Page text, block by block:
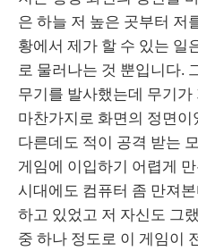
은 하늘 저 높은 곳부터 저
황에서 제가 할 수 있는 일
로 물러나는 것 뿐입니다.
무기를 발사했는데 무기
마찬가지로 화면의 정면
다른데도 적이 공격 받는
게임에 이입하기 어렵게
시대에도 컴퓨터 좀 만져
하고 있었고 저 자신도 그
중 하나 정도로 이 게임이